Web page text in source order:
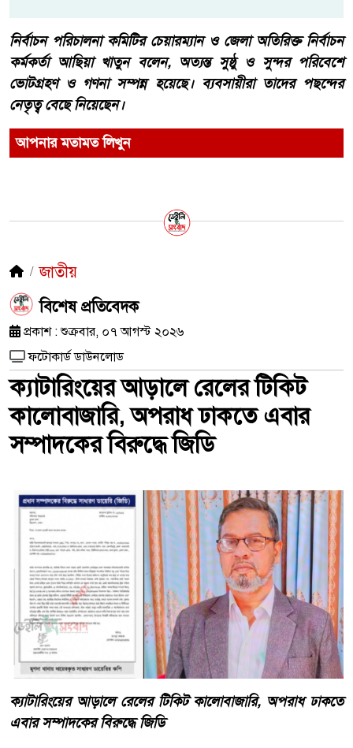
নির্বাচন পরিচালনা কমিটির চেয়ারম্যান ও জেলা অতিরিক্ত নির্বাচন
কর্মকর্তা আছিয়া খাতুন বলেন, অত্যন্ত সুষ্ঠু ও সুন্দর পরিবেশে
ভোটগ্রহণ ও গণনা সম্পন্ন হয়েছে। ব্যবসায়ীরা তাদের পছন্দের
নেতৃত্ব বেছে নিয়েছেন।
আপনার মতামত লিখুন
জাতীয়
​বিশেষ প্রতিবেদক
প্রকাশ : শুক্রবার, ০৭ আগস্ট ২০২৬
ফটোকার্ড ডাউনলোড
ক্যাটারিংয়ের আড়ালে রেলের টিকিট
কালোবাজারি, অপরাধ ঢাকতে এবার
সম্পাদকের বিরুদ্ধে জিডি
ক্যাটারিংয়ের আড়ালে রেলের টিকিট কালোবাজারি, অপরাধ ঢাকতে
এবার সম্পাদকের বিরুদ্ধে জিডি